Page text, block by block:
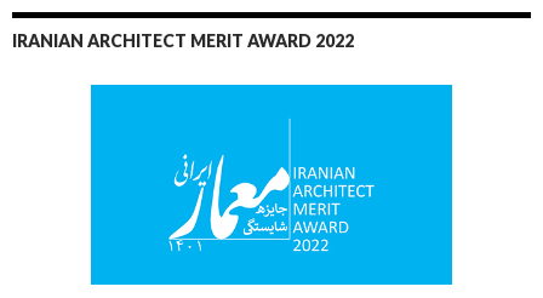
IRANIAN ARCHITECT MERIT AWARD 2022